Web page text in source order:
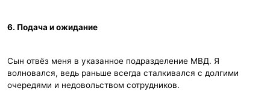
6. Подача и ожидание
Сын отвёз меня в указанное подразделение МВД. Я
волновался, ведь раньше всегда сталкивался с долгими
очередями и недовольством сотрудников.